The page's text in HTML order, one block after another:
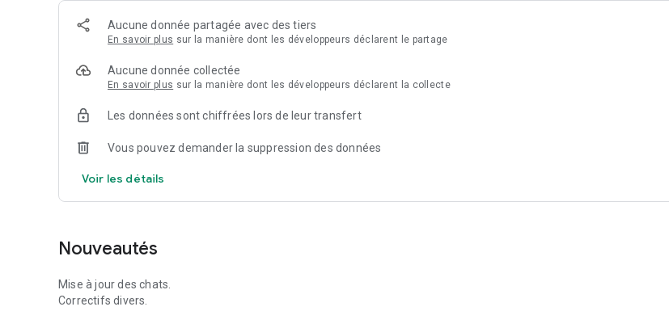
Aucune donnée partagée avec des tiers
En savoir plus sur la manière dont les développeurs déclarent le partage
Aucune donnée collectée
En savoir plus sur la manière dont les développeurs déclarent la collecte
Les données sont chiffrées lors de leur transfert
Vous pouvez demander la suppression des données
Voir les détails
Nouveautés
Mise à jour des chats.
Correctifs divers.